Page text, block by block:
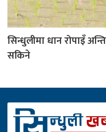
सिन्धुलीमा धान रोपाइँ
सकिने